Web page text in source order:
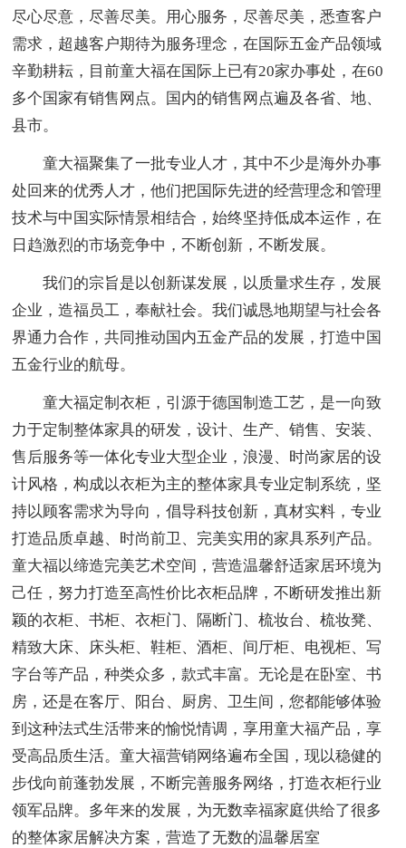
尽心尽意，尽善尽美。用心服务，尽善尽美，悉查客户
需求，超越客户期待为服务理念，在国际五金产品领域
辛勤耕耘，目前童大福在国际上已有20家办事处，在60
多个国家有销售网点。国内的销售网点遍及各省、地、
县市。
童大福聚集了一批专业人才，其中不少是海外办事
处回来的优秀人才，他们把国际先进的经营理念和管理
技术与中国实际情景相结合，始终坚持低成本运作，在
日趋激烈的市场竞争中，不断创新，不断发展。
我们的宗旨是以创新谋发展，以质量求生存，发展
企业，造福员工，奉献社会。我们诚恳地期望与社会各
界通力合作，共同推动国内五金产品的发展，打造中国
五金行业的航母。
童大福定制衣柜，引源于德国制造工艺，是一向致
力于定制整体家具的研发，设计、生产、销售、安装、
售后服务等一体化专业大型企业，浪漫、时尚家居的设
计风格，构成以衣柜为主的整体家具专业定制系统，坚
持以顾客需求为导向，倡导科技创新，真材实料，专业
打造品质卓越、时尚前卫、完美实用的家具系列产品。
童大福以缔造完美艺术空间，营造温馨舒适家居环境为
己任，努力打造至高性价比衣柜品牌，不断研发推出新
颖的衣柜、书柜、衣柜门、隔断门、梳妆台、梳妆凳、
精致大床、床头柜、鞋柜、酒柜、间厅柜、电视柜、写
字台等产品，种类众多，款式丰富。无论是在卧室、书
房，还是在客厅、阳台、厨房、卫生间，您都能够体验
到这种法式生活带来的愉悦情调，享用童大福产品，享
受高品质生活。童大福营销网络遍布全国，现以稳健的
步伐向前蓬勃发展，不断完善服务网络，打造衣柜行业
领军品牌。多年来的发展，为无数幸福家庭供给了很多
的整体家居解决方案，营造了无数的温馨居室